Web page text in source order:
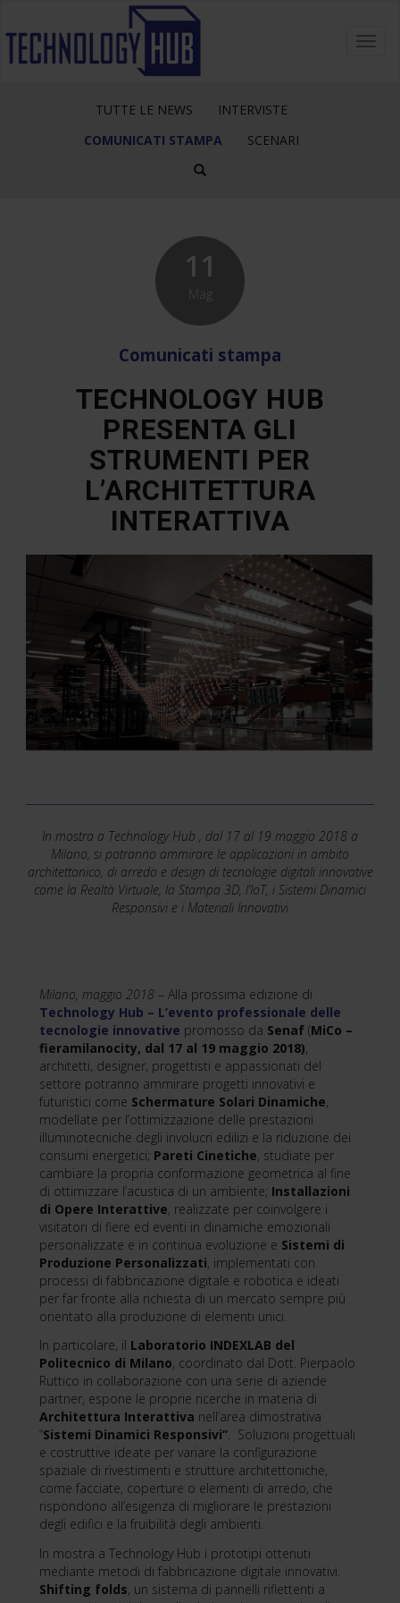
TUTTE LE NEWS
INTERVISTE
COMUNICATI STAMPA
SCENARI
11
Mag
Comunicati stampa
TECHNOLOGY HUB
PRESENTA GLI
STRUMENTI PER
L’ARCHITETTURA
INTERATTIVA
In mostra a Technology Hub , dal 17 al 19 maggio 2018 a
Milano, si potranno ammirare le applicazioni in ambito
architettonico, di arredo e design di tecnologie digitali innovative
come la Realtà Virtuale, la Stampa 3D, l’IoT, i Sistemi Dinamici
Responsivi e i Materiali Innovativi
Milano, maggio 2018 – Alla prossima edizione di
Technology Hub – L’evento professionale delle
tecnologie innovative promosso da Senaf (MiCo –
fieramilanocity, dal 17 al 19 maggio 2018)
architetti, designer, progettisti e appassionati del
settore potranno ammirare progetti innovativi e
futuristici come Schermature Solari Dinamiche
modellate per l’ottimizzazione delle prestazioni
illuminotecniche degli involucri edilizi e la riduzione dei
consumi energetici; Pareti Cinetiche , studiate per
cambiare la propria conformazione geometrica al fine
di ottimizzare l’acustica di un ambiente; Installazioni
di Opere Interattive , realizzate per coinvolgere i
visitatori di fiere ed eventi in dinamiche emozionali
personalizzate e in continua evoluzione e Sistemi di
Produzione Personalizzati , implementati con
processi di fabbricazione digitale e robotica e ideati
per far fronte alla richiesta di un mercato sempre più
orientato alla produzione di elementi unici.
In particolare, il Laboratorio INDEXLAB del
Politecnico di Milano, coordinato dal Dott. Pierpaolo
Ruttico in collaborazione con una serie di aziende
partner, espone le proprie ricerche in materia di
Architettura Interattiva nell’area dimostrativa
“Sistemi Dinamici Responsivi”. Soluzioni progettuali
e costruttive ideate per variare la configurazione
spaziale di rivestimenti e strutture architettoniche,
come facciate, coperture o elementi di arredo, che
rispondono all’esigenza di migliorare le prestazioni
degli edifici e la fruibilità degli ambienti.
In mostra a Technology Hub i prototipi ottenuti
mediante metodi di fabbricazione digitale innovativi.
Shifting folds , un sistema di pannelli riflettenti a